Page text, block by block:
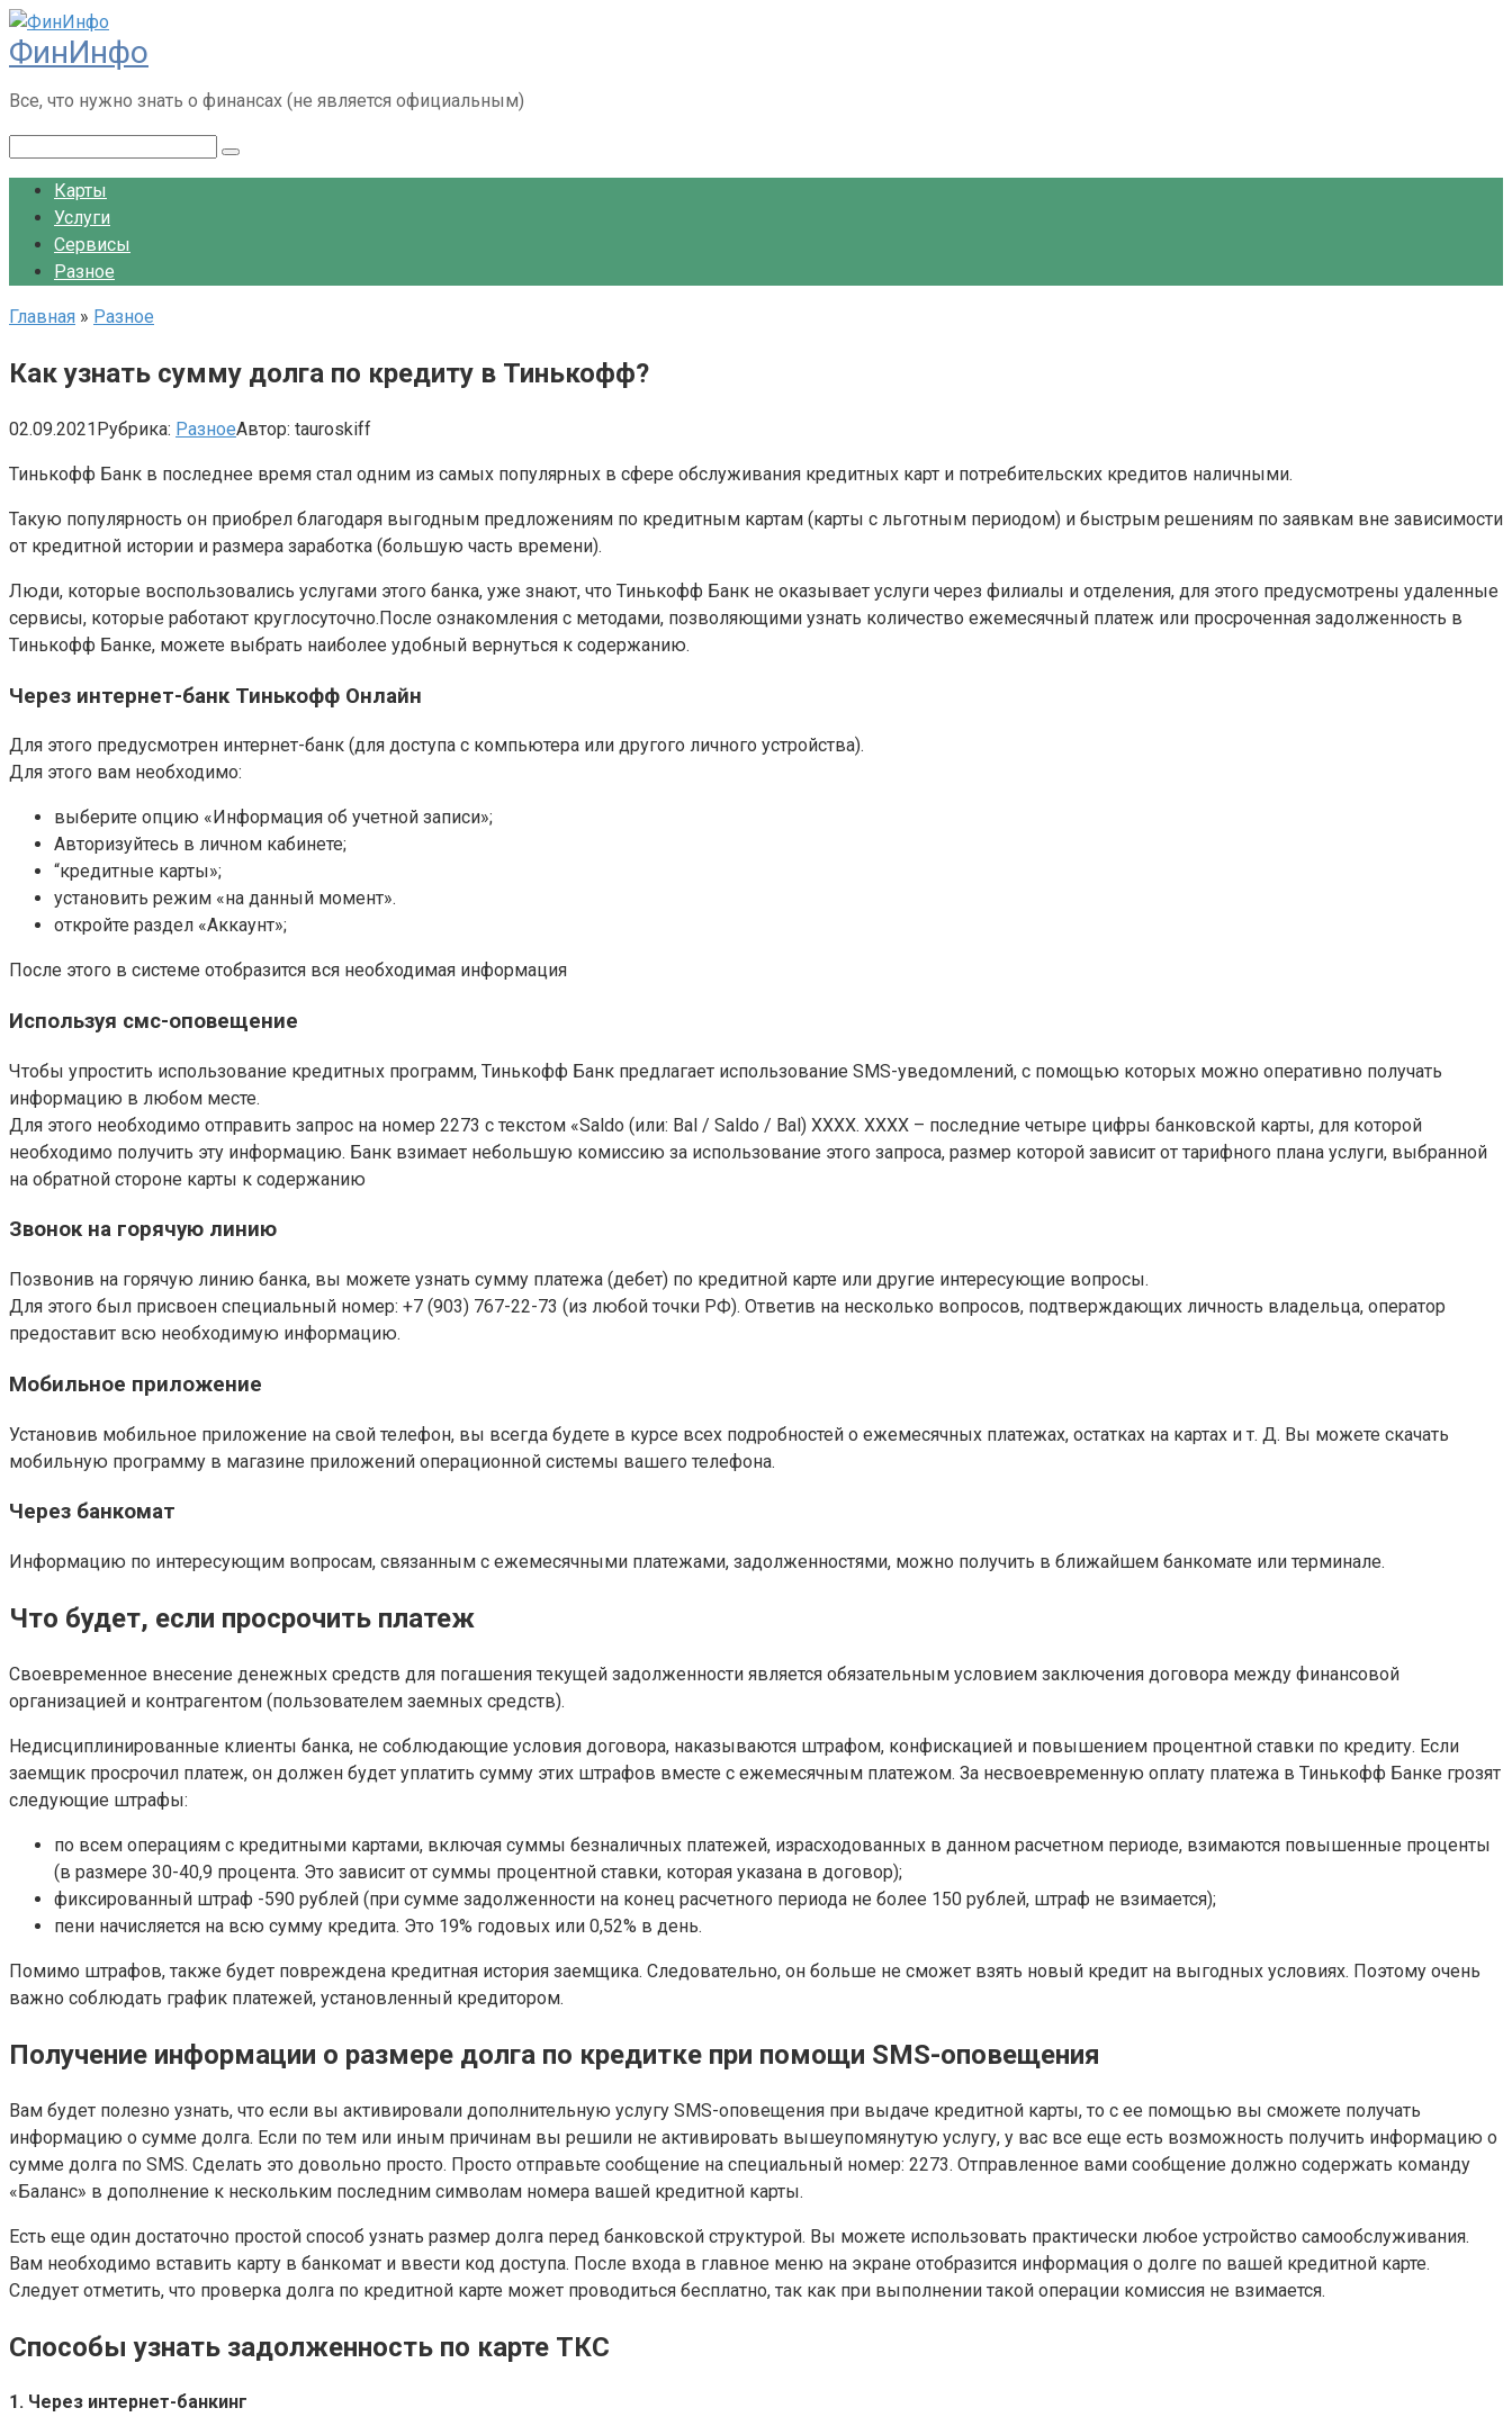
Перейти
к
контенту
ФинИнфо
Все, что нужно знать о финансах (не является официальным)
Карты
Услуги
Сервисы
Разное
Главная » Разное
Как узнать сумму долга по кредиту в Тинькофф?
02.09.2021Рубрика: РазноеАвтор: tauroskiff
Тинькофф Банк в последнее время стал одним из самых популярных в сфере обслуживания кредитных карт и потребительских кредитов наличными.
Такую популярность он приобрел благодаря выгодным предложениям по кредитным картам (карты с льготным периодом) и быстрым решениям по заявкам вне зависимости
от кредитной истории и размера заработка (большую часть времени).
Люди, которые воспользовались услугами этого банка, уже знают, что Тинькофф Банк не оказывает услуги через филиалы и отделения, для этого предусмотрены удаленные
сервисы, которые работают круглосуточно.После ознакомления с методами, позволяющими узнать количество ежемесячный платеж или просроченная задолженность в
Тинькофф Банке, можете выбрать наиболее удобный вернуться к содержанию.
Через интернет-банк Тинькофф Онлайн
Для этого предусмотрен интернет-банк (для доступа с компьютера или другого личного устройства).
Для этого вам необходимо:
выберите опцию «Информация об учетной записи»;
Авторизуйтесь в личном кабинете;
“кредитные карты»;
установить режим «на данный момент».
откройте раздел «Аккаунт»;
После этого в системе отобразится вся необходимая информация
Используя смс-оповещение
Чтобы упростить использование кредитных программ, Тинькофф Банк предлагает использование SMS-уведомлений, с помощью которых можно оперативно получать
информацию в любом месте.
Для этого необходимо отправить запрос на номер 2273 с текстом «Saldo (или: Bal / Saldo / Bal) XXXX. ХХХХ – последние четыре цифры банковской карты, для которой
необходимо получить эту информацию. Банк взимает небольшую комиссию за использование этого запроса, размер которой зависит от тарифного плана услуги, выбранной
на обратной стороне карты к содержанию
Звонок на горячую линию
Позвонив на горячую линию банка, вы можете узнать сумму платежа (дебет) по кредитной карте или другие интересующие вопросы.
Для этого был присвоен специальный номер: +7 (903) 767-22-73 (из любой точки РФ). Ответив на несколько вопросов, подтверждающих личность владельца, оператор
предоставит всю необходимую информацию.
Мобильное приложение
Установив мобильное приложение на свой телефон, вы всегда будете в курсе всех подробностей о ежемесячных платежах, остатках на картах и ​​т. Д. Вы можете скачать
мобильную программу в магазине приложений операционной системы вашего телефона.
Через банкомат
Информацию по интересующим вопросам, связанным с ежемесячными платежами, задолженностями, можно получить в ближайшем банкомате или терминале.
Что будет, если просрочить платеж
Своевременное внесение денежных средств для погашения текущей задолженности является обязательным условием заключения договора между финансовой
организацией и контрагентом (пользователем заемных средств).
Недисциплинированные клиенты банка, не соблюдающие условия договора, наказываются штрафом, конфискацией и повышением процентной ставки по кредиту. Если
заемщик просрочил платеж, он должен будет уплатить сумму этих штрафов вместе с ежемесячным платежом. За несвоевременную оплату платежа в Тинькофф Банке грозят
следующие штрафы:
по всем операциям с кредитными картами, включая суммы безналичных платежей, израсходованных в данном расчетном периоде, взимаются повышенные проценты
(в размере 30-40,9 процента. Это зависит от суммы процентной ставки, которая указана в договор);
фиксированный штраф -590 рублей (при сумме задолженности на конец расчетного периода не более 150 рублей, штраф не взимается);
пени начисляется на всю сумму кредита. Это 19% годовых или 0,52% в день.
Помимо штрафов, также будет повреждена кредитная история заемщика. Следовательно, он больше не сможет взять новый кредит на выгодных условиях. Поэтому очень
важно соблюдать график платежей, установленный кредитором.
Получение информации о размере долга по кредитке при помощи SMS-оповещения
Вам будет полезно узнать, что если вы активировали дополнительную услугу SMS-оповещения при выдаче кредитной карты, то с ее помощью вы сможете получать
информацию о сумме долга. Если по тем или иным причинам вы решили не активировать вышеупомянутую услугу, у вас все еще есть возможность получить информацию о
сумме долга по SMS. Сделать это довольно просто. Просто отправьте сообщение на специальный номер: 2273. Отправленное вами сообщение должно содержать команду
«Баланс» в дополнение к нескольким последним символам номера вашей кредитной карты.
Есть еще один достаточно простой способ узнать размер долга перед банковской структурой. Вы можете использовать практически любое устройство самообслуживания.
Вам необходимо вставить карту в банкомат и ввести код доступа. После входа в главное меню на экране отобразится информация о долге по вашей кредитной карте.
Следует отметить, что проверка долга по кредитной карте может проводиться бесплатно, так как при выполнении такой операции комиссия не взимается.
Способы узнать задолженность по карте ТКС
1. Через интернет-банкинг